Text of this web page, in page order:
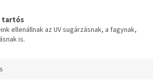
tartós
ellenállnak az UV sugárzásnak, a fagynak,
is.